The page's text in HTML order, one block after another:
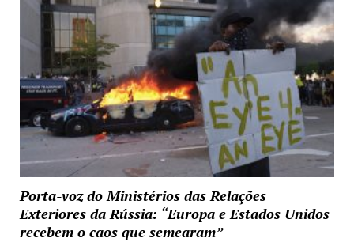
Porta-voz do Ministérios das Relações
Exteriores da Rússia: “Europa e Estados Unidos
recebem o caos que semearam”